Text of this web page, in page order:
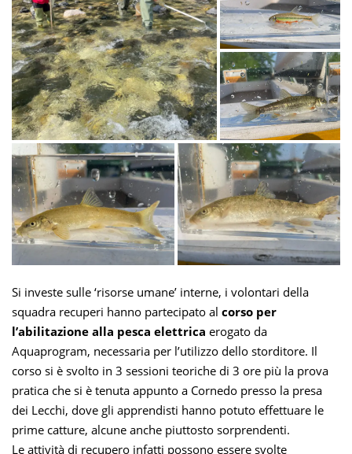
Si investe sulle ‘risorse umane’ interne, i volontari della
squadra recuperi hanno partecipato al corso per
l’abilitazione alla pesca elettrica erogato da
Aquaprogram, necessaria per l’utilizzo dello storditore. Il
corso si è svolto in 3 sessioni teoriche di 3 ore più la prova
pratica che si è tenuta appunto a Cornedo presso la presa
dei Lecchi, dove gli apprendisti hanno potuto effettuare le
prime catture, alcune anche piuttosto sorprendenti.
Le attività di recupero infatti possono essere svolte